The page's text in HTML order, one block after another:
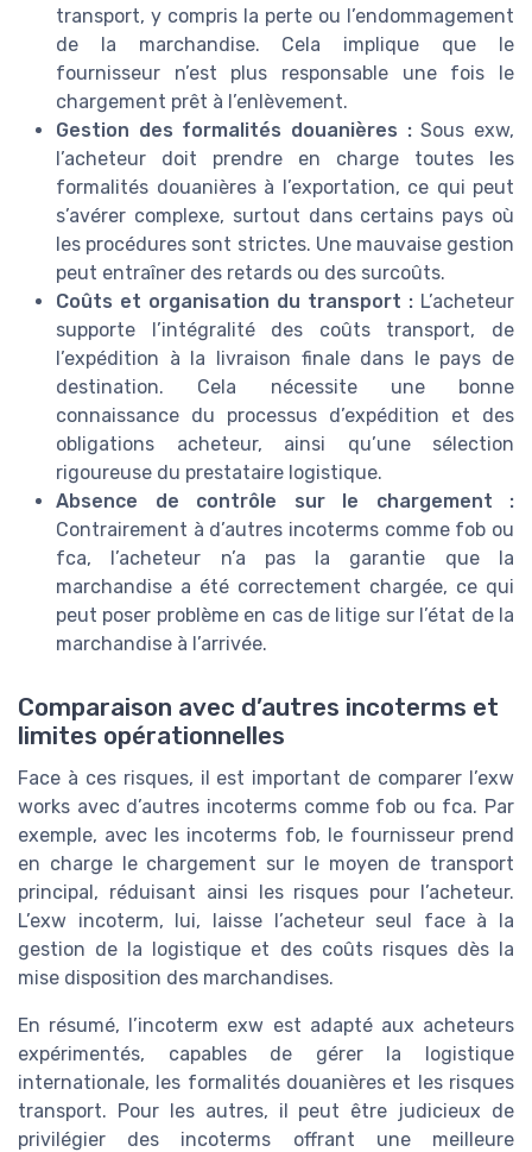
transport, y compris la perte ou l’endommagement
de la marchandise. Cela implique que le
fournisseur n’est plus responsable une fois le
chargement prêt à l’enlèvement.
Gestion des formalités douanières :Sous exw,
l’acheteur doit prendre en charge toutes les
formalités douanières à l’exportation, ce qui peut
s’avérer complexe, surtout dans certains pays où
les procédures sont strictes. Une mauvaise gestion
peut entraîner des retards ou des surcoûts.
Coûts et organisation du transport : L’acheteur
supporte l’intégralité des coûts transport, de
l’expédition à la livraison finale dans le pays de
destination. Cela nécessite une bonne
connaissance du processus d’expédition et des
obligations acheteur, ainsi qu’une sélection
rigoureuse du prestataire logistique.
Absence de contrôle sur le chargement :
Contrairement à d’autres incoterms comme fob ou
fca, l’acheteur n’a pas la garantie que la
marchandise a été correctement chargée, ce qui
peut poser problème en cas de litige sur l’état de la
marchandise à l’arrivée.
Comparaison avec d’autres incoterms et
limites opérationnelles
Face à ces risques, il est important de comparer l’exw
works avec d’autres incoterms comme fob ou fca. Par
exemple, avec les incoterms fob, le fournisseur prend
en charge le chargement sur le moyen de transport
principal, réduisant ainsi les risques pour l’acheteur.
L’exw incoterm, lui, laisse l’acheteur seul face à la
gestion de la logistique et des coûts risques dès la
mise disposition des marchandises.
En résumé, l’incoterm exw est adapté aux acheteurs
expérimentés, capables de gérer la logistique
internationale, les formalités douanières et les risques
transport. Pour les autres, il peut être judicieux de
privilégier des incoterms offrant une meilleure